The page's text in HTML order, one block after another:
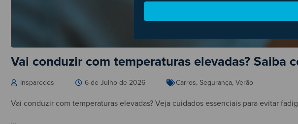
Vai conduzir com temperaturas elevadas? Saiba
Insparedes 6 de Julho de 2026 Carros, Segurança,Verão
Vai conduzir com temperaturas elevadas? Veja cuidados essenciais para evitar